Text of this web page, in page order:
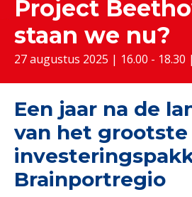
Project
staan we nu?
27 augustus 2025 | 16.00 -
Een jaar na de
van het grootste
Brainportregio